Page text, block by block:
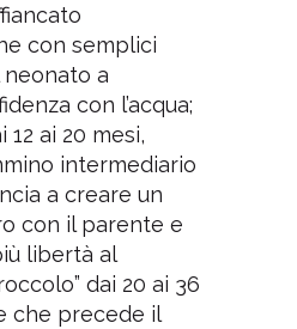
con semplici
a
con l’acqua;
12 ai 20 mesi,
intermediario
a creare un
con il parente e
libertà al
dai 20 ai 36
che precede il